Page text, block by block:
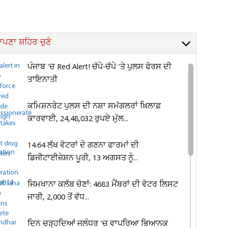
ਸ਼ਹਿਰ ਚੁਣੋ
ਪੰਜਾਬ 'ਚ Red Alert! ਚੱਪੇ-ਚੱਪੇ 'ਤੇ ਪੁਲਸ ਫੋਰਸ ਦੀ
ਤਾਇਨਾਤੀ
ਕਮਿਸ਼ਨਰੇਟ ਪੁਲਸ ਦੀ ਨਸ਼ਾ ਸਮੱਗਲਰਾਂ ਖ਼ਿਲਾਫ਼
ਕਾਰਵਾਈ, 24,48,032 ਰੁਪਏ ਮੁੱਲ...
14.64 ਲੱਖ ਵੋਟਰਾਂ ਦੇ ਗਣਨਾ ਫਾਰਮਾਂ ਦੀ
ਡਿਜੀਟਾਈਜ਼ੇਸ਼ਨ ਪੂਰੀ, 13 ਅਗਸਤ ਨੂੰ...
ਜਿਮਖਾਨਾ ਕਲੱਬ ਚੋਣਾਂ: 4683 ਮੈਂਬਰਾਂ ਦੀ ਵੋਟਰ ਲਿਸਟ
ਜਾਰੀ, 2,000 ਤੋਂ ਵੱਧ...
ਦਿਨ ਚੜ੍ਹਦਿਆਂ ਜਲੰਧਰ 'ਚ ਵਾਪਰਿਆ ਭਿਆਨਕ